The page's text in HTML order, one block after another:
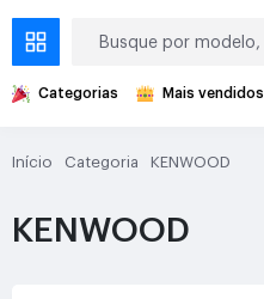
Categorias Mais vendidos
Início Categoria KENWOOD
KENWOOD